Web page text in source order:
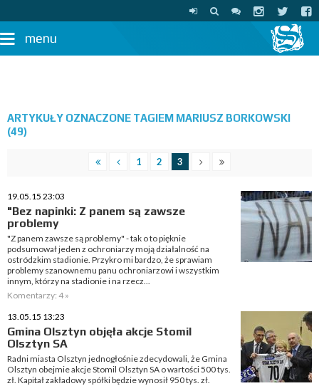
menu
ARTYKUŁY OZNACZONE TAGIEM MARIUSZ BORKOWSKI
(49)
1 2 3
19.05.15 23:03
"Bez napinki: Z panem są zawsze
problemy
"Z panem zawsze są problemy" - tak o to pięknie
podsumował jeden z ochroniarzy moją działalność na
ostródzkim stadionie. Przykro mi bardzo, że sprawiam
problemy szanownemu panu ochroniarzowi i wszystkim
innym, którzy na stadionie i na rzecz...
Komentarzy: 4 »
13.05.15 13:23
Gmina Olsztyn objęła akcje Stomil
Olsztyn SA
Radni miasta Olsztyn jednogłośnie zdecydowali, że Gmina
Olsztyn obejmie akcje Stomil Olsztyn SA o wartości 500 tys.
zł. Kapitał zakładowy spółki będzie wynosił 950 tys. zł.